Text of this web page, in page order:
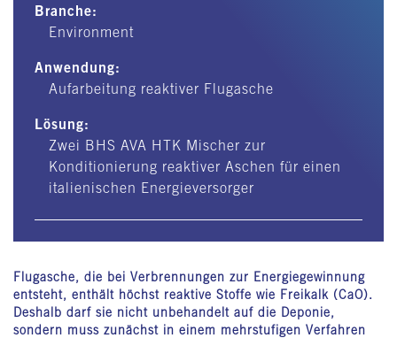
Branche:
Environment
Anwendung:
Aufarbeitung reaktiver Flugasche
Lösung:
Zwei BHS AVA HTK Mischer zur
Konditionierung reaktiver Aschen für einen
italienischen Energieversorger
Flugasche, die bei Verbrennungen zur Energiegewinnung
entsteht, enthält höchst reaktive Stoffe wie Freikalk (CaO).
Deshalb darf sie nicht unbehandelt auf die Deponie,
sondern muss zunächst in einem mehrstufigen Verfahren